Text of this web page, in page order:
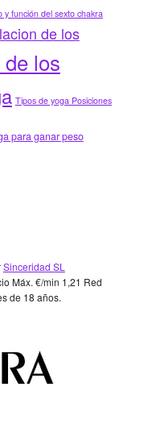
y función del sexto chakra
de los
los
Tipos de yoga Posiciones
para ganar peso
Sinceridad SL
Máx. €/min 1,21 Red
de 18 años.